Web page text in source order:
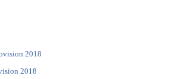
2018